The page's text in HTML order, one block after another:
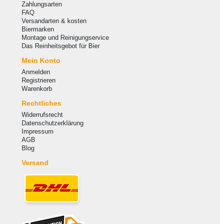
Zahlungsarten
FAQ
Versandarten & kosten
Biermarken
Montage und Reinigungservice
Das Reinheitsgebot für Bier
Mein Konto
Anmelden
Registrieren
Warenkorb
Rechtliches
Widerrufsrecht
Datenschutzerklärung
Impressum
AGB
Blog
Versand